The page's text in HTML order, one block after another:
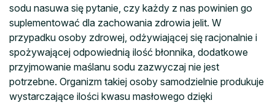
sodu nasuwa się pytanie, czy każdy z nas powinien go
suplementować dla zachowania zdrowia jelit. W
przypadku osoby zdrowej, odżywiającej się racjonalnie i
spożywającej odpowiednią ilość błonnika, dodatkowe
przyjmowanie maślanu sodu zazwyczaj nie jest
potrzebne. Organizm takiej osoby samodzielnie produkuje
wystarczające ilości kwasu masłowego dzięki